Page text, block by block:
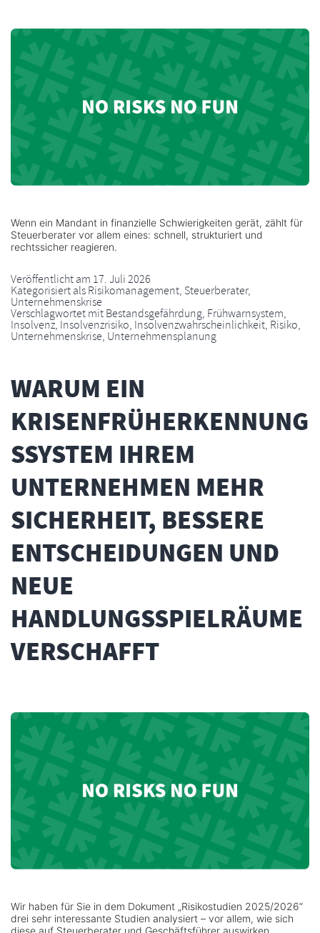
Wenn ein Mandant in finanzielle Schwierigkeiten gerät, zählt für
Steuerberater vor allem eines: schnell, strukturiert und
rechtssicher reagieren.
Veröffentlicht am 17. Juli 2026
Kategorisiert alsRisikomanagement, Steuerberater,
Unternehmenskrise
Verschlagwortet mitBestandsgefährdung, Frühwarnsystem,
Insolvenz, Insolvenzrisiko, Insolvenzwahrscheinlichkeit, Risiko,
Unternehmenskrise, Unternehmensplanung
WARUM EIN
KRISENFRÜHERKENNUNG
SSYSTEM IHREM
UNTERNEHMEN MEHR
SICHERHEIT, BESSERE
ENTSCHEIDUNGEN UND
NEUE
HANDLUNGSSPIELRÄUME
VERSCHAFFT
Wir haben für Sie in dem Dokument „Risikostudien 2025/2026“
drei sehr interessante Studien analysiert – vor allem, wie sich
diese auf Steuerberater und Geschäftsführer auswirken.